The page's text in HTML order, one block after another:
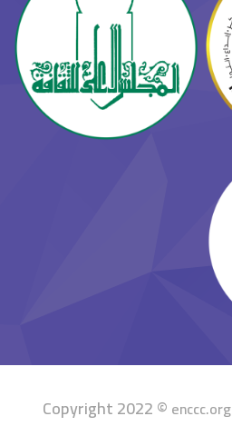
Copyright 2022 ©enccc.org